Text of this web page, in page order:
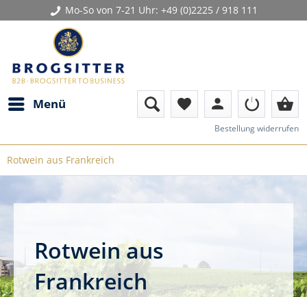
Mo-So von 7-21 Uhr: +49 (0)2225 / 918 111
Menü favorite person shopping_basket
Bestellung widerrufen
Rotwein aus Frankreich
Rotwein aus
Frankreich